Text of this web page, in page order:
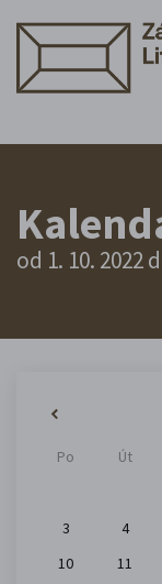
od 1. 10. 2022
Po Út
3
4
10
11